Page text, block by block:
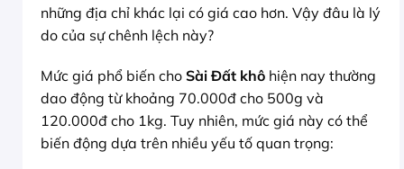
những địa chỉ khác lại có giá cao hơn. Vậy đâu là lý
do của sự chênh lệch này?
Mức giá phổ biến cho Sài Đất khô hiện nay thường
dao động từ khoảng 70.000đ cho 500g và
120.000đ cho 1kg. Tuy nhiên, mức giá này có thể
biến động dựa trên nhiều yếu tố quan trọng: